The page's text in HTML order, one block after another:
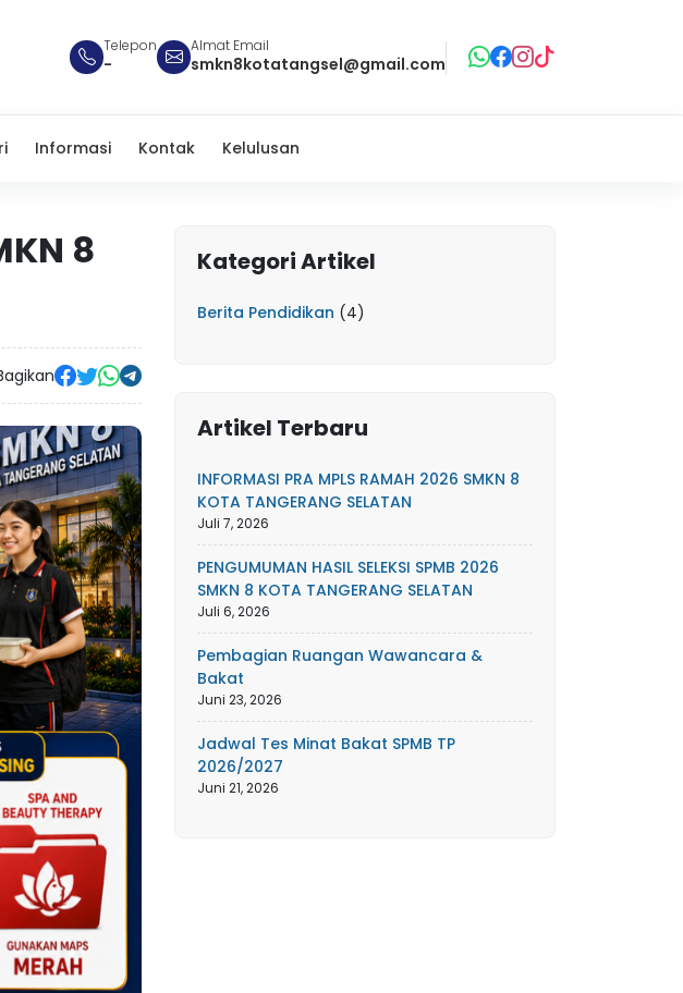
Telepon
-
Almat Email
smkn8kotatangsel@gmail.com
Informasi Kontak Kelulusan
8
Kategori Artikel
Berita Pendidikan (4)
Artikel Terbaru
INFORMASI PRA MPLS RAMAH 2026 SMKN 8
KOTA TANGERANG SELATAN
Juli 7, 2026
PENGUMUMAN HASIL SELEKSI SPMB 2026
SMKN 8 KOTA TANGERANG SELATAN
Juli 6, 2026
Pembagian Ruangan Wawancara &
Bakat
Juni 23, 2026
Jadwal Tes Minat Bakat SPMB TP
2026/2027
Juni 21, 2026